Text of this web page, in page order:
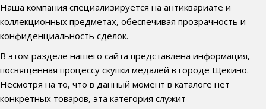
Наша компания специализируется на антиквариате и
коллекционных предметах, обеспечивая прозрачность и
конфиденциальность сделок.
В этом разделе нашего сайта представлена информация,
посвященная процессу скупки медалей в городе Щёкино.
Несмотря на то, что в данный момент в каталоге нет
конкретных товаров, эта категория служит